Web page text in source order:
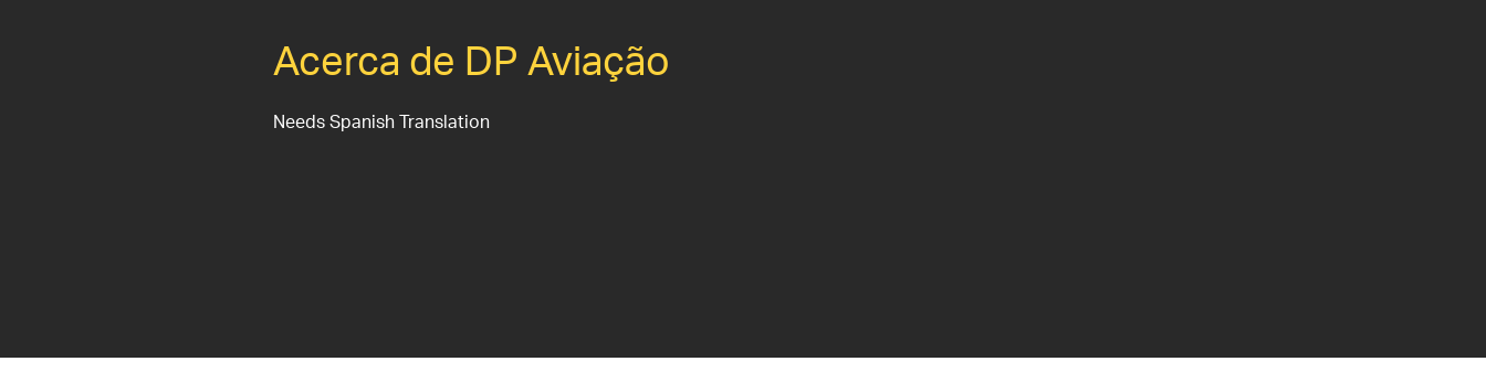
Acerca de DP Aviação
Needs Spanish Translation